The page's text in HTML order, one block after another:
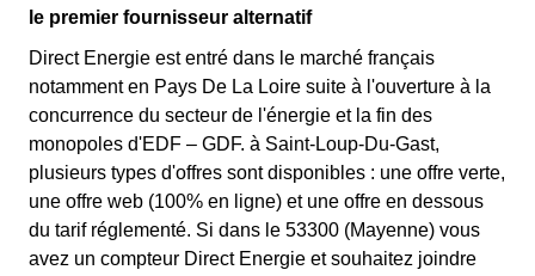
le premier fournisseur alternatif
Direct Energie est entré dans le marché français
notamment en Pays De La Loire suite à l'ouverture à la
concurrence du secteur de l'énergie et la fin des
monopoles d'EDF – GDF. à Saint-Loup-Du-Gast,
plusieurs types d'offres sont disponibles : une offre verte,
une offre web (100% en ligne) et une offre en dessous
du tarif réglementé. Si dans le 53300 (Mayenne) vous
avez un compteur Direct Energie et souhaitez joindre